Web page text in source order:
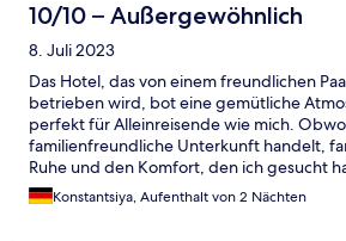
10/10 – Außergewöhnlich
8. Juli 2023
Das Hotel, das von einem freundlichen
betrieben wird, bot eine gemütliche
perfekt für Alleinreisende wie mich.
familienfreundliche Unterkunft handelt,
Ruhe und den Komfort, den ich gesucht
Kommunikation mit dem Besitzerpaar war
Sie waren herzlich, hilfsbereit und gaben
Konstantsiya, Aufenthalt von 2 Nächten